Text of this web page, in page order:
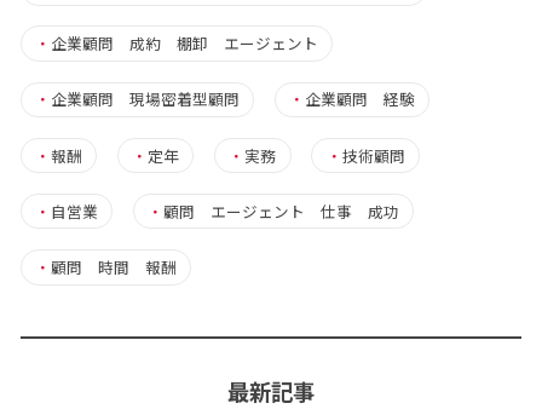
・ 企業顧問 成約 棚卸 エージェント
・ 企業顧問 現場密着型顧問 ・ 企業顧問 経験
・ 報酬 ・ 定年 ・ 実務 ・ 技術顧問
・ 自営業 ・ 顧問 エージェント 仕事 成功
・ 顧問 時間 報酬
最新記事